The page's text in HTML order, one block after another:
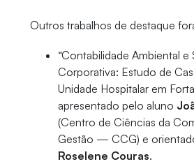
Outros trabalhos de destaque
“Contabilidade Ambiental e
Corporativa: Estudo de
Unidade Hospitalar em
apresentado pelo aluno
(Centro de Ciências da
Gestão — CCG) e
Roselene Couras.